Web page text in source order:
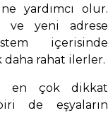
yardımcı olur.
ve yeni adrese
içerisinde
rahat ilerler.
en çok dikkat
de eşyaların